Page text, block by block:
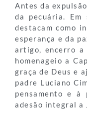
Antes da
da pecuária.
destacam como
esperança e da
artigo, encerro
homenageio a
graça de Deus e
padre Luciano
pensamento e à
adesão integral a